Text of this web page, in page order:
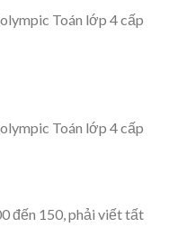
đến 150, phải viết tất